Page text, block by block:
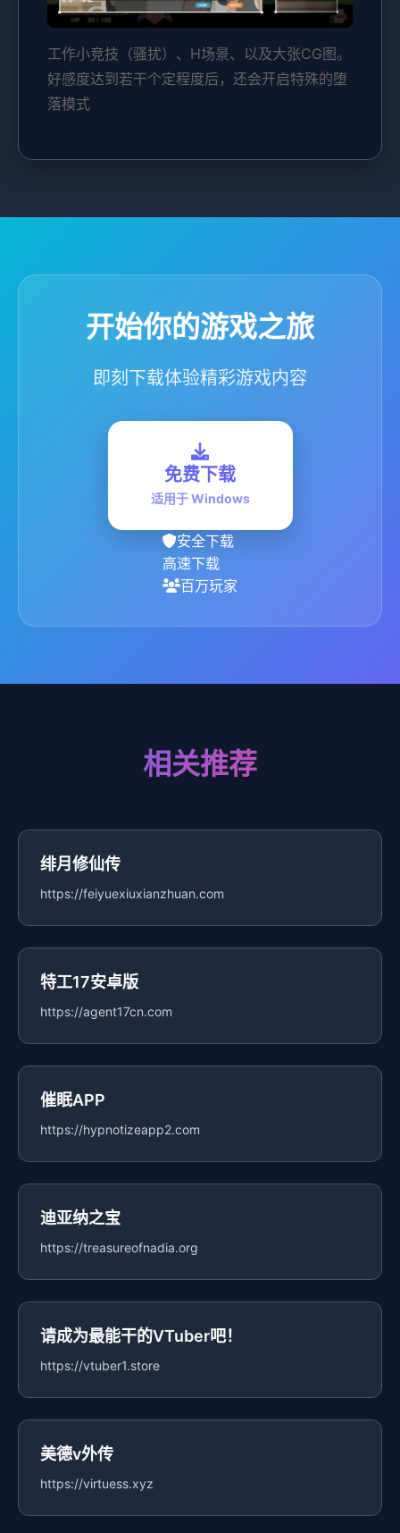
工作小竞技（骚扰）、H场景、以及大张CG图。
好感度达到若干个定程度后，还会开启特殊的堕
落模式
开始你的游戏之旅
即刻下载体验精彩游戏内容
免费下载
适用于 Windows
安全下载
高速下载
百万玩家
相关推荐
绯月修仙传
https://feiyuexiuxianzhuan.com
特工17安卓版
https://agent17cn.com
催眠APP
https://hypnotizeapp2.com
迪亚纳之宝
https://treasureofnadia.org
请成为最能干的VTuber吧！
https://vtuber1.store
美德v外传
https://virtuess.xyz